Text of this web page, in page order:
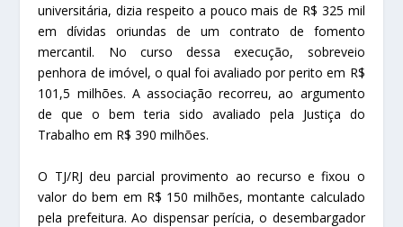
universitária, dizia respeito a pouco mais de R$ 325 mil
em dívidas oriundas de um contrato de fomento
mercantil. No curso dessa execução, sobreveio
penhora de imóvel, o qual foi avaliado por perito em R$
101,5 milhões. A associação recorreu, ao argumento
de que o bem teria sido avaliado pela Justiça do
Trabalho em R$ 390 milhões.
O TJ/RJ deu parcial provimento ao recurso e fixou o
valor do bem em R$ 150 milhões, montante calculado
pela prefeitura. Ao dispensar perícia, o desembargador